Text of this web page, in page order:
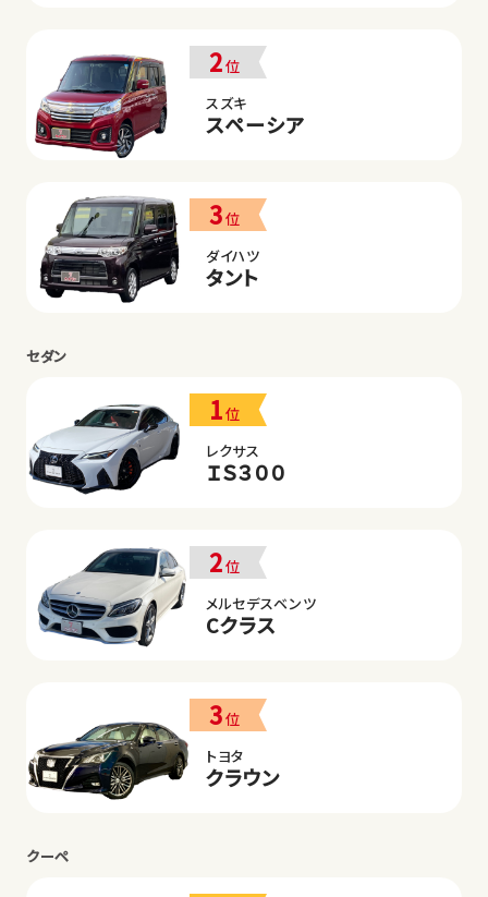
2位
スズキ
スペーシア
3位
ダイハツ
タント
セダン
1位
レクサス
ＩＳ３００
2位
メルセデスベンツ
Cクラス
3位
トヨタ
クラウン
クーペ